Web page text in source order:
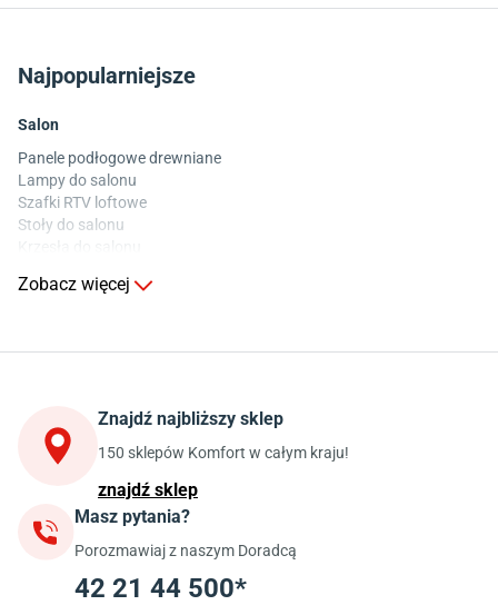
Najpopularniejsze
Salon
Panele podłogowe drewniane
Lampy do salonu
Szafki RTV loftowe
Stoły do salonu
Stoły do kuchni
Szafki kuchenne wiszące (górne)
Szafki pod zlewozmywak
Blaty kuchenne laminowane
Jadalnia
Stoły do jadalni
Krzesła do jadalni
Dywany szare
Zobacz więcej
Znajdź najbliższy sklep
150 sklepów Komfort w całym kraju!
znajdź sklep
Masz pytania?
Porozmawiaj z naszym Doradcą
42 21 44 500*